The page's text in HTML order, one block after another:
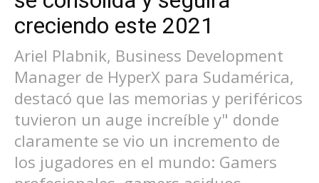
creciendo este 2021
Ariel Plabnik, Business Development
Manager de HyperX para Sudamérica,
destacó que las memorias y periféricos
tuvieron un auge increíble y" donde
claramente se vio un incremento de
los jugadores en el mundo: Gamers